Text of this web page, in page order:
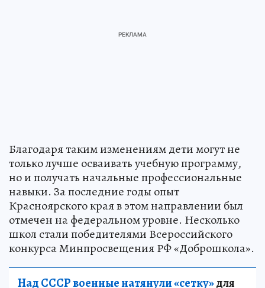
Благодаря таким изменениям дети могут не
только лучше осваивать учебную программу,
но и получать начальные профессиональные
навыки. За последние годы опыт
Красноярского края в этом направлении был
отмечен на федеральном уровне. Несколько
школ стали победителями Всероссийского
конкурса Минпросвещения РФ «Доброшкола».
Над СССР военные натянули «сетку»для